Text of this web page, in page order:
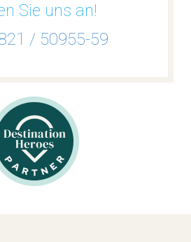
Sie uns an!
/ 50955-59